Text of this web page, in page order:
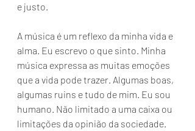
e justo.
A música é um reflexo da minha vida e
alma. Eu escrevo o que sinto. Minha
música expressa as muitas emoções
que a vida pode trazer. Algumas boas,
algumas ruins e tudo de mim. Eu sou
humano. Não limitado a uma caixa ou
limitações da opinião da sociedade.